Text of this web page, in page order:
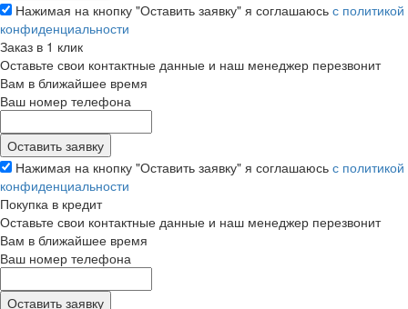
Нажимая на кнопку "Оставить заявку" я соглашаюсь с политикой
конфиденциальности
Заказ в 1 клик
Оставьте свои контактные данные и наш менеджер перезвонит
Вам в ближайшее время
Ваш номер телефона
Нажимая на кнопку "Оставить заявку" я соглашаюсь с политикой
конфиденциальности
Покупка в кредит
Оставьте свои контактные данные и наш менеджер перезвонит
Вам в ближайшее время
Ваш номер телефона